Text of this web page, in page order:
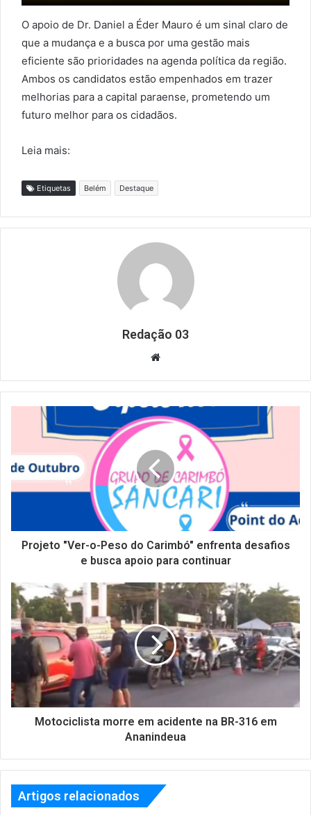
O apoio de Dr. Daniel a Éder Mauro é um sinal claro de
que a mudança e a busca por uma gestão mais
eficiente são prioridades na agenda política da região.
Ambos os candidatos estão empenhados em trazer
melhorias para a capital paraense, prometendo um
futuro melhor para os cidadãos.
Leia mais:
Etiquetas Belém Destaque
Redação 03
Website
Projeto "Ver-o-Peso do Carimbó" enfrenta desafios
e busca apoio para continuar
Motociclista morre em acidente na BR-316 em
Ananindeua
Artigos relacionados